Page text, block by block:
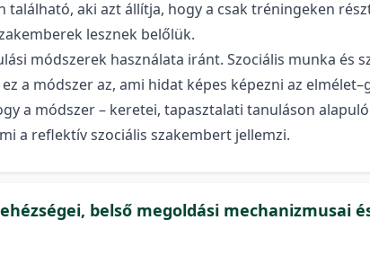
aki azt állítja, hogy a csak tréningeken
lesznek belőlük.
módszerek használata iránt. Szociális munka és
a módszer az, ami hidat képes képezni az
a módszer – keretei, tapasztalati tanuláson
a reflektív szociális szakembert jellemzi.
belső megoldási mechanizmusai